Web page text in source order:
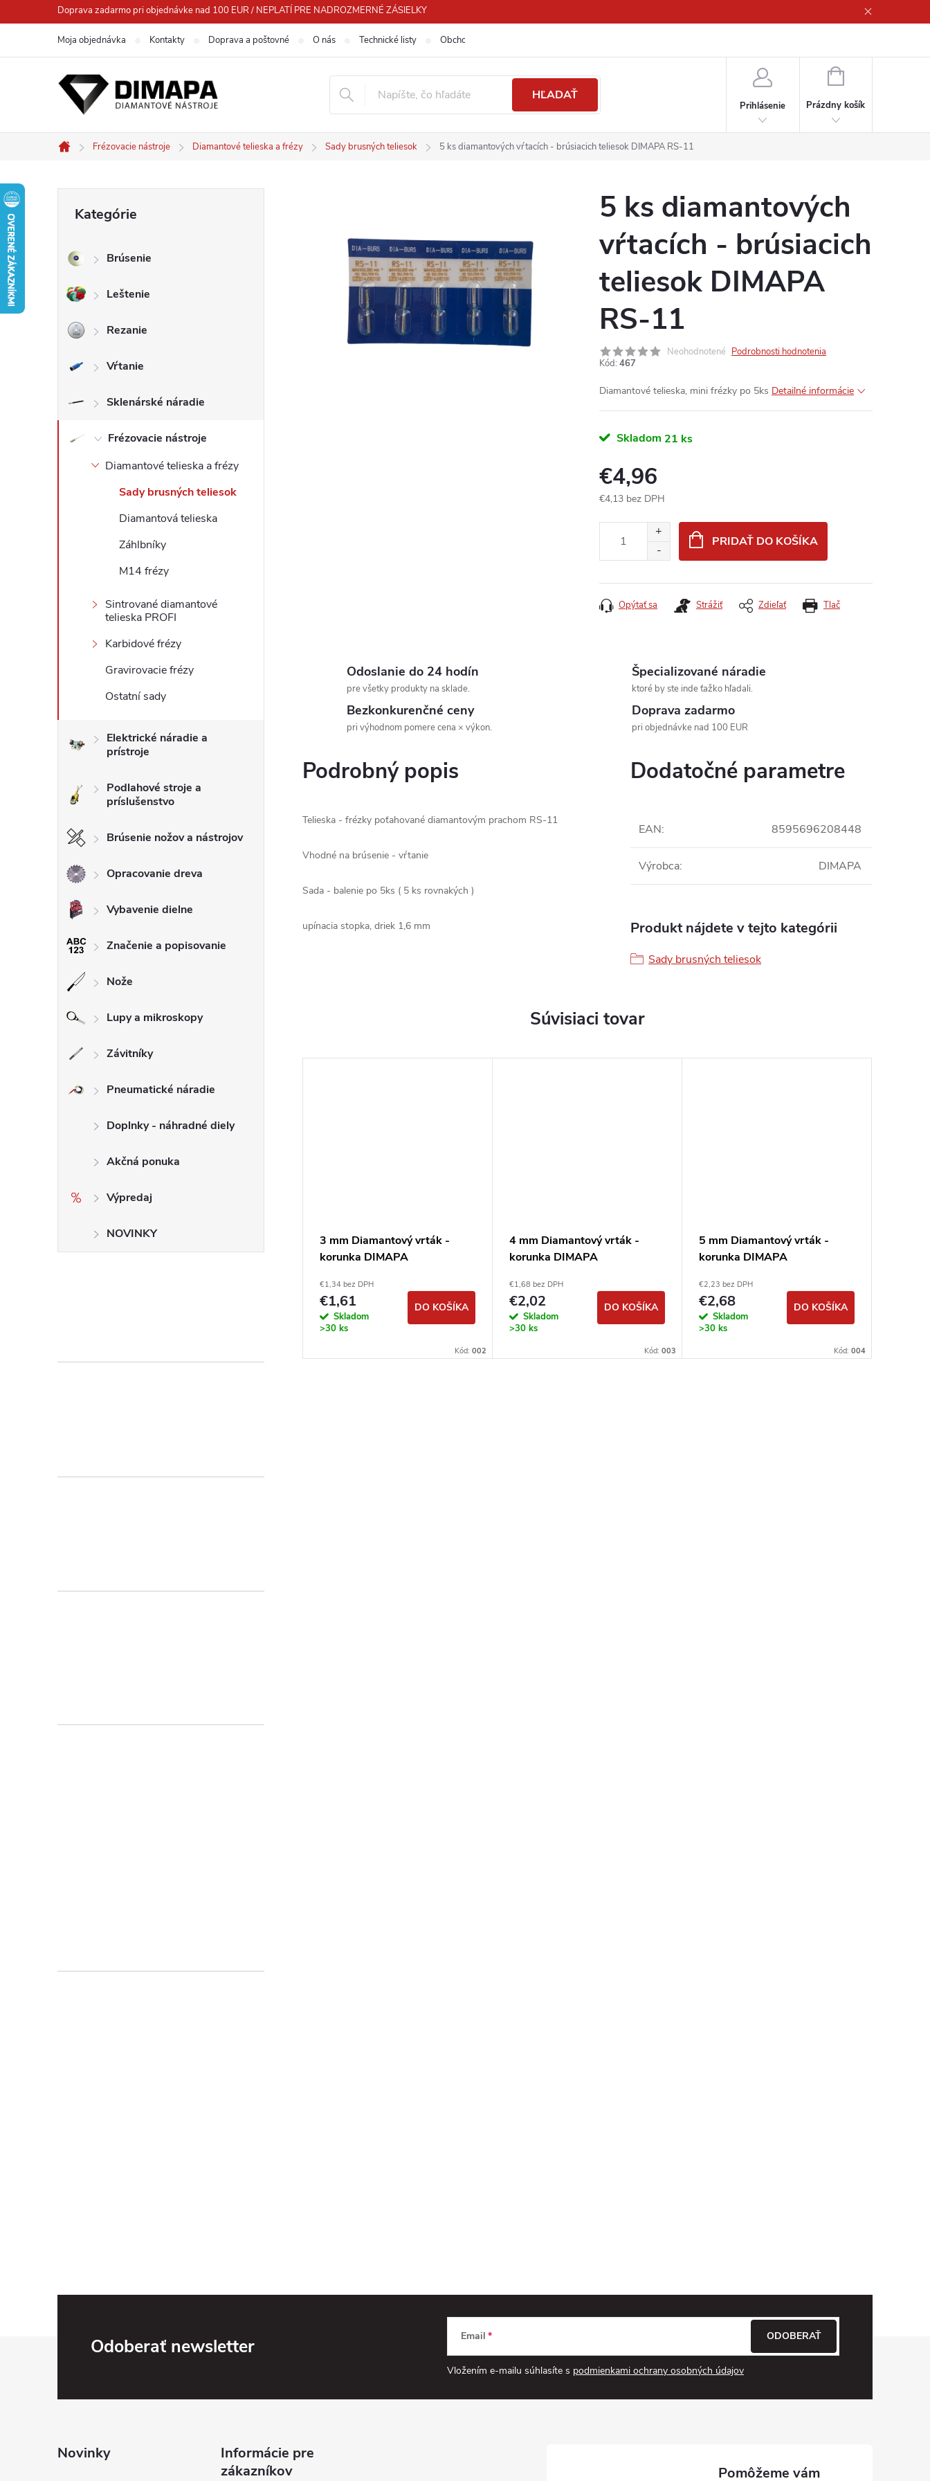
na
Doprava zadarmo pri objednávke nad 100 EUR / NEPLATÍ PRE NADROZMERNÉ ZÁSIELKY
Moja objednávka Kontakty Doprava a poštovné O nás Technické listy Obchodné podmienky
HĽADAŤ
Prihlásenie
NÁKUPNÝ
Prázdny košík
Domov
Frézovacie nástroje Diamantové telieska a frézy Sady brusných teliesok 5 ks diamantových vŕtacích - brúsiacich teliesok DIMAPA RS-11
č
n
ý
p
a
n
kategórie
Kategórie
Brúsenie
Leštenie
Rezanie
Vŕtanie
Sklenárské náradie
Frézovacie nástroje
Diamantové telieska a frézy
Sady brusných teliesok
Diamantová telieska
Záhlbníky
M14 frézy
Sintrované diamantové
telieska PROFI
Karbidové frézy
Gravirovacie frézy
Ostatní sady
Elektrické náradie a
prístroje
Podlahové stroje a
príslušenstvo
Brúsenie nožov a nástrojov
Opracovanie dreva
Vybavenie dielne
Značenie a popisovanie
Nože
Lupy a mikroskopy
Závitníky
Pneumatické náradie
Doplnky - náhradné diely
Akčná ponuka
Výpredaj
NOVINKY
5 ks diamantových
vŕtacích - brúsiacich
teliesok DIMAPA
RS-11
Neohodnotené Podrobnosti hodnotenia
Kód: 467
Diamantové telieska, mini frézky po 5ks Detailné informácie
Skladom 21 ks
€4,96
€4,13 bez DPH
PRIDAŤ DO KOŠÍKA
Tlač
Opýtať sa Strážiť Zdieľať
Odoslanie do 24 hodín
pre všetky produkty na sklade.
Špecializované náradie
ktoré by ste inde ťažko hľadali.
Bezkonkurenčné ceny
pri výhodnom pomere cena × výkon.
Doprava zadarmo
pri objednávke nad 100 EUR
Podrobný popis
Telieska - frézky poťahované diamantovým prachom RS-11
Vhodné na brúsenie - vŕtanie
Sada - balenie po 5ks ( 5 ks rovnakých )
upínacia stopka, driek 1,6 mm
Dodatočné parametre
EAN: 8595696208448
Výrobca: DIMAPA
Produkt nájdete v tejto kategórii
Sady brusných teliesok
Súvisiaci tovar
3 mm Diamantový vrták -
korunka DIMAPA
€1,34 bez DPH
€1,61
Skladom
>30 ks
DO KOŠÍKA
Kód: 002
4 mm Diamantový vrták -
korunka DIMAPA
€1,68 bez DPH
€2,02
Skladom
>30 ks
DO KOŠÍKA
Kód: 003
5 mm Diamantový vrták -
korunka DIMAPA
€2,23 bez DPH
€2,68
Skladom
>30 ks
DO KOŠÍKA
Kód: 004
Odoberať newsletter Email
Vložením e-mailu súhlasíte s podmienkami ochrany osobných údajov
ODOBERAŤ
Novinky
Informácie pre
zákazníkov